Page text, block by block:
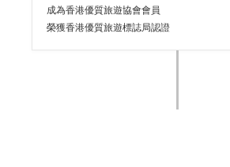
成為香港優質旅遊協會會員
榮獲香港優質旅遊標誌局認證